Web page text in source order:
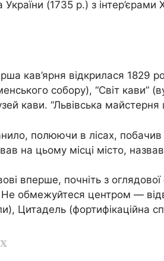
(1735 р.) з
кав’ярня відкрилася 1829
собору), “Світ
кави. “Львівська
полюючи в лісах,
на цьому місці місто,
вперше, почніть з
обмежуйтеся центром —
Цитадель (фортифікаційна